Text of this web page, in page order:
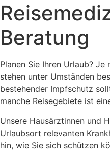
Beratung
Planen Sie Ihren Urlaub?
stehen unter Umständen
bestehender Impfschutz
manche Reisegebiete ist
Unsere Hausärztinnen und
Urlaubsort relevanten
hin, wie Sie sich schützen